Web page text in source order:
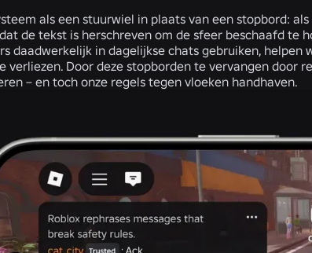
als een stuurwiel in plaats van een stopbord:
de tekst is herschreven om de sfeer beschaafd te
daadwerkelijk in dagelijkse chats gebruiken,
verliezen. Door deze stopborden te vervangen door
– en toch onze regels tegen vloeken handhaven.